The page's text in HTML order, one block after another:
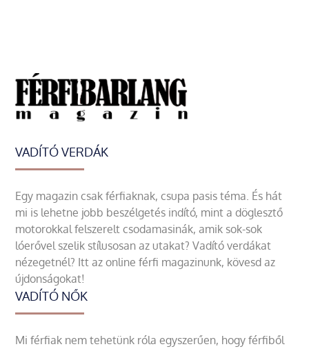
VADÍTÓ VERDÁK
Egy magazin csak férfiaknak, csupa pasis téma. És hát
mi is lehetne jobb beszélgetés indító, mint a döglesztő
motorokkal felszerelt csodamasinák, amik sok-sok
lóerővel szelik stílusosan az utakat? Vadító verdákat
nézegetnél? Itt az online férfi magazinunk, kövesd az
újdonságokat!
VADÍTÓ NŐK
Mi férfiak nem tehetünk róla egyszerűen, hogy férfiből